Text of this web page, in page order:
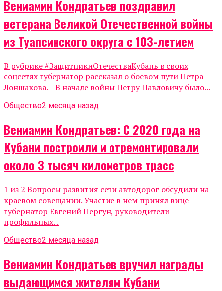
Вениамин Кондратьев поздравил
ветерана Великой Отечественной войны
из Туапсинского округа с 103-летием
В рубрике #ЗащитникиОтечестваКубань в своих
соцсетях губернатор рассказал о боевом пути Петра
Лоншакова. – В начале войны Петру Павловичу было...
Общество2 месяца назад
Вениамин Кондратьев: С 2020 года на
Кубани построили и отремонтировали
около 3 тысяч километров трасс
1 из 2 Вопросы развития сети автодорог обсудили на
краевом совещании. Участие в нем принял вице-
губернатор Евгений Пергун, руководители
профильных...
Общество2 месяца назад
Вениамин Кондратьев вручил награды
выдающимся жителям Кубани